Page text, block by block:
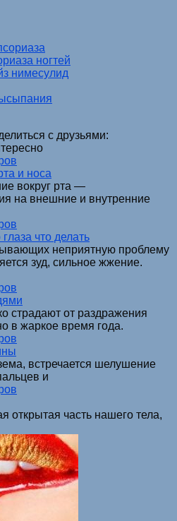
ногтей
нимесулид
с друзьями:
и носа
вокруг рта —
на внешние и внутренние
что делать
неприятную проблему
зуд, сильное жжение.
страдают от раздражения
в жаркое время года.
встречается шелушение
и
открытая часть нашего тела,